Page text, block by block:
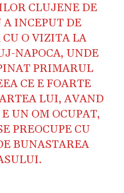
CLUJENE DE
INCEPUT DE
O VIZITA LA
NAPOCA, UNDE
PRIMARUL
CE E FOARTE
LUI, AVAND
UN OM OCUPAT,
PREOCUPE CU
BUNASTAREA